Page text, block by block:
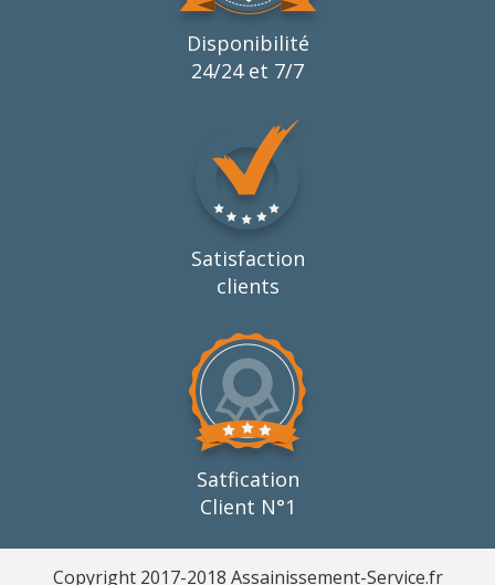
Disponibilité
24/24 et 7/7
Satisfaction
clients
Satfication
Client N°1
Copyright 2017-2018 Assainissement-Service.fr